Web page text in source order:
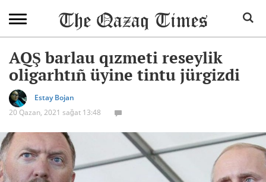
AQŞ barlau qızmeti reseylik
oligarhtıñ üyine tintu jürgizdi
Estay Bojan
20 Qazan, 2021 sağat 13:48